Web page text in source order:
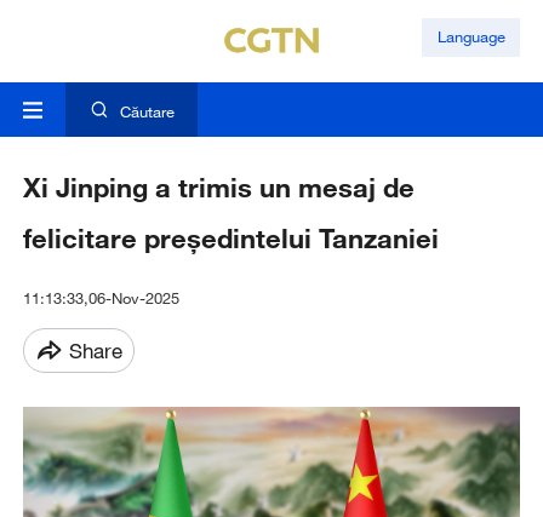
Language
Căutare
Xi Jinping a trimis un mesaj de
felicitare președintelui Tanzaniei
11:13:33,06-Nov-2025
Share